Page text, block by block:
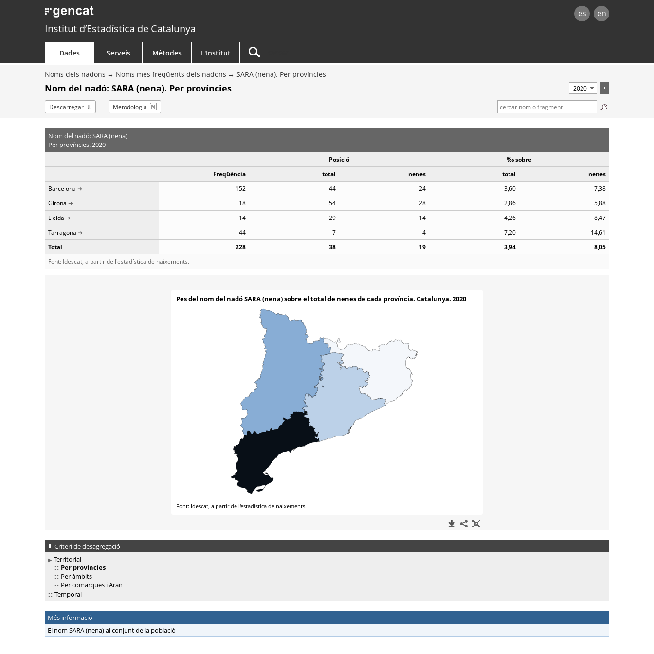
es en
Institut d’Estadística de Catalunya
Dades Serveis Mètodes L'Institut
Noms dels nadons Noms més freqüents dels nadons SARA (nena). Per províncies
Nom del nadó: SARA (nena). Per províncies
Descarregar Metodologia
Nom del nadó: SARA (nena)
Per províncies. 2020
Posició
‰ sobre
Freqüència
total nenes total
nenes
Barcelona
152 44 24 3,60
7,38
Girona
18 54 28 2,86
5,88
Lleida
14 29 14 4,26
8,47
Tarragona
44 7 4 7,20
14,61
Total
228 38 19 3,94
8,05
Font: Idescat, a partir de l'estadística de naixements.
Criteri de desagregació
Territorial
Per províncies
Per àmbits
Per comarques i Aran
Temporal
Més informació
El nom SARA (nena) al conjunt de la població